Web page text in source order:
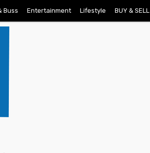
Buss Entertainment Lifestyle BUY & SELL